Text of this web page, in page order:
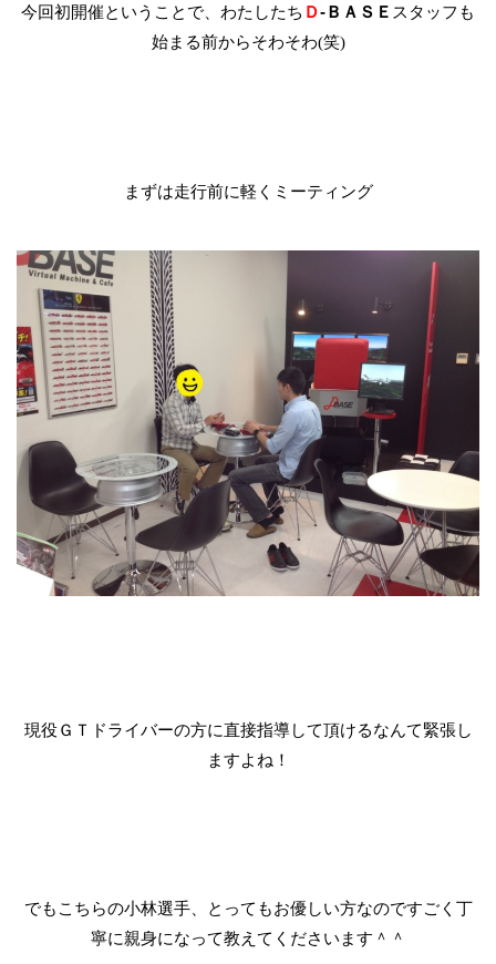
今回初開催ということで、わたしたち Ｄ-ＢＡＳＥ スタッフも
始まる前からそわそわ(笑)
まずは走行前に軽くミーティング
現役ＧＴドライバーの方に直接指導して頂けるなんて緊張し
ますよね！
でもこちらの小林選手、とってもお優しい方なのですごく丁
寧に親身になって教えてくださいます＾＾